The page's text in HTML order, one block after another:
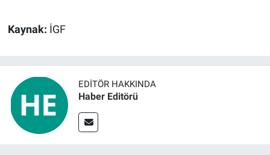
Kaynak: İGF
EDITÖR HAKKINDA
Haber Editörü